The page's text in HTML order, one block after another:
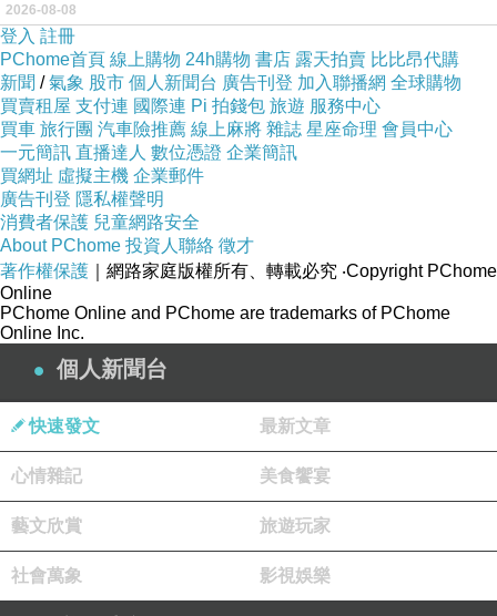
《保衛大臺灣 》這首歌是 在西元1949年11月3日於報紙上發表，符
合 當時 愛國歌曲中 堅決的政治訴求「反共抗俄」，於官方全面推行
下 廣為傳唱。
後來，這首歌 成為禁歌，因為 歌名 聽起來與「包圍打臺灣」相當類
似。歌詞「我們 已經無處後退」心態消極。之後 當然這首歌 也從「中
學音樂教科書」中被刪除。
參考資料：
《中共 機艦船 臺海周邊活動軍機 繞臺飛行 》
2022年8月2日
綜合 美國主流媒體與政策辯論，多視 裴洛西 執意訪臺是「敏感時
機的不必要冒險」。《華盛頓郵報》社論認為裴洛西時機不宜。最先曝
舉除了激怒中國採取不理性行動外，並沒有給身為盟友的臺灣 帶來更實
質有效且具體的任何安全保障。
裴洛西 執意訪臺 中共解放軍晚間11時整宣布，自4日中午12時至7
2026-08-08
登入 註冊
PChome首頁 線上購物 24h購物 書店 露天拍賣 比比昂代購
新聞 /氣象 股市 個人新聞台 廣告刊登 加入聯播網 全球購物
買賣租屋 支付連 國際連 Pi 拍錢包 旅遊 服務中心
買車 旅行團 汽車險推薦 線上麻將 雜誌 星座命理 會員中心
一元簡訊 直播達人 數位憑證 企業簡訊
買網址 虛擬主機 企業郵件
廣告刊登 隱私權聲明
消費者保護 兒童網路安全
About PChome 投資人聯絡 徵才
著作權保護 ｜網路家庭版權所有、轉載必究 ‧Copyright PChome
Online
PChome Online and PChome are trademarks of PChome
Online Inc.
個人新聞台
快速發文 最新文章
心情雜記 美食饗宴
藝文欣賞 旅遊玩家
社會萬象 影視娛樂